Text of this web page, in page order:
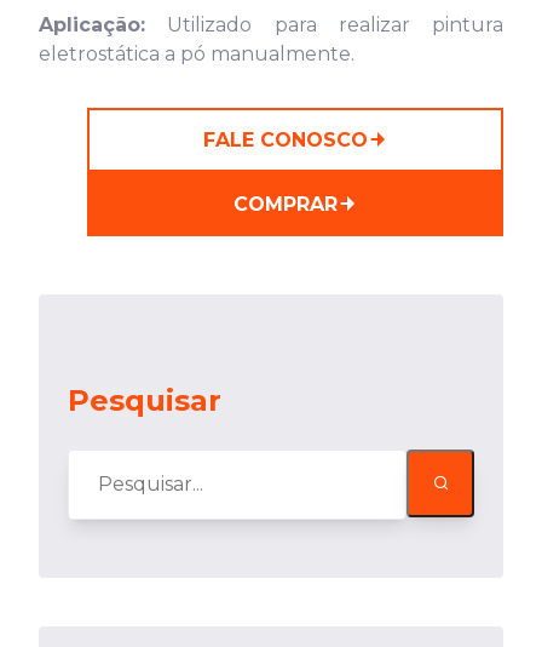
Pesquisar
Aplicação: Utilizado para realizar pintura
eletrostática a pó manualmente.
FALE CONOSCO
COMPRAR